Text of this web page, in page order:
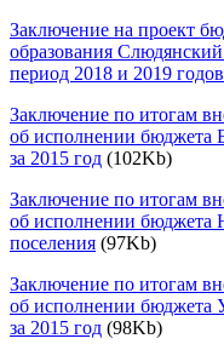
Заключение на проект
образования
период 2018 и 2019
Заключение по итогам
об исполнении бюджета
за 2015 год (102Kb)
Заключение по итогам
об исполнении бюджета
поселения (97Kb)
Заключение по итогам
об исполнении бюджета
за 2015 год (98Kb)